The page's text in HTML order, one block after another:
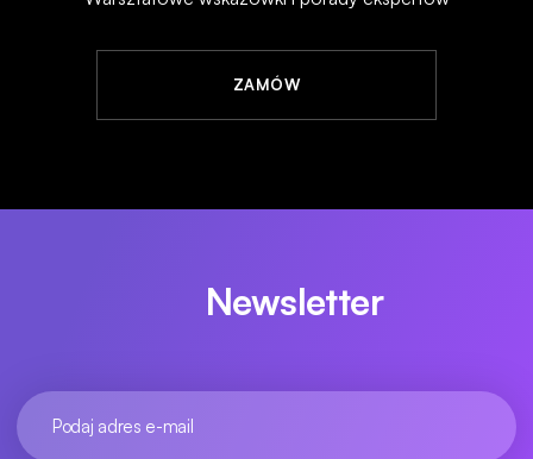
ZAMÓW
Newsletter